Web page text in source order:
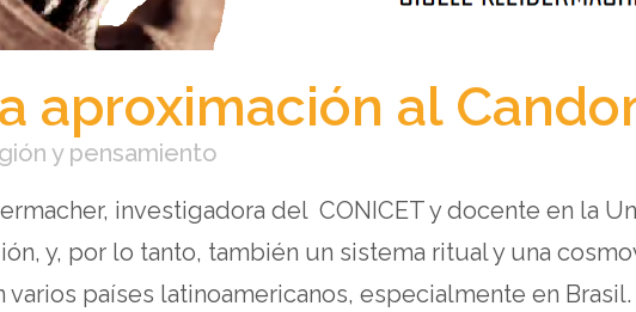
aproximación al
y pensamiento
investigadora del CONICET y docente en la
y, por lo tanto, también un sistema ritual y una
varios países latinoamericanos, especialmente en Brasil.